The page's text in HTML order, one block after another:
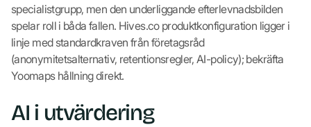
specialistgrupp, men den underliggande efterlevnadsbilden
spelar roll i båda fallen. Hives.co produktkonfiguration ligger i
linje med standardkraven från företagsråd
(anonymitetsalternativ, retentionsregler, AI-policy); bekräfta
Yoomaps hållning direkt.
AI i utvärdering